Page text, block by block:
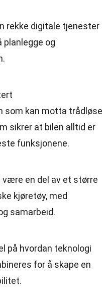
rekke digitale tjenester
planlegge og
som kan motta trådløse
sikrer at bilen alltid er
funksjonene.
være en del av et større
kjøretøy, med
samarbeid.
på hvordan teknologi
for å skape en